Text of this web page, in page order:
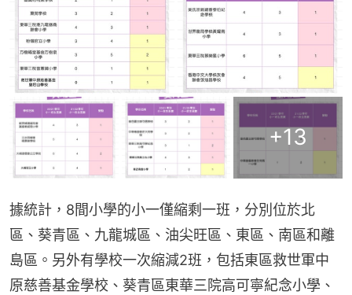
+13
據統計，8間小學的小一僅縮剩一班，分別位於北
區、葵青區、九龍城區、油尖旺區、東區、南區和離
島區。另外有學校一次縮減2班，包括東區救世軍中
原慈善基金學校、葵青區東華三院高可寧紀念小學、